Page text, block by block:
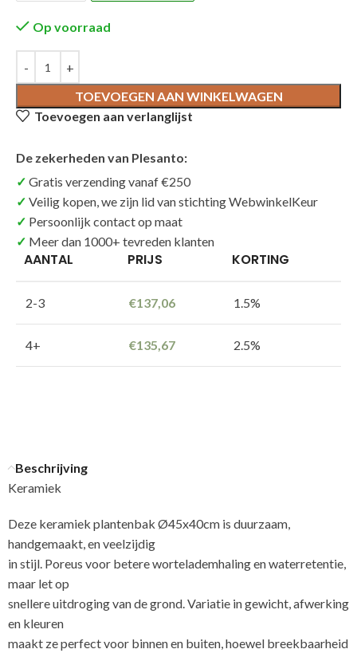
Op voorraad
TOEVOEGEN AAN WINKELWAGEN
Toevoegen aan verlanglijst
De zekerheden van Plesanto:
Gratis verzending vanaf €250
Veilig kopen, we zijn lid van stichting WebwinkelKeur
Persoonlijk contact op maat
Meer dan 1000+ tevreden klanten
AANTAL PRIJS KORTING
2-3 €137,06 1.5%
4+ €135,67 2.5%
Beschrijving
Keramiek
Deze keramiek plantenbak Ø45x40cm is duurzaam,
handgemaakt, en veelzijdig
in stijl. Poreus voor betere wortelademhaling en waterretentie,
maar let op
snellere uitdroging van de grond. Variatie in gewicht, afwerking
en kleuren
maakt ze perfect voor binnen en buiten, hoewel breekbaarheid